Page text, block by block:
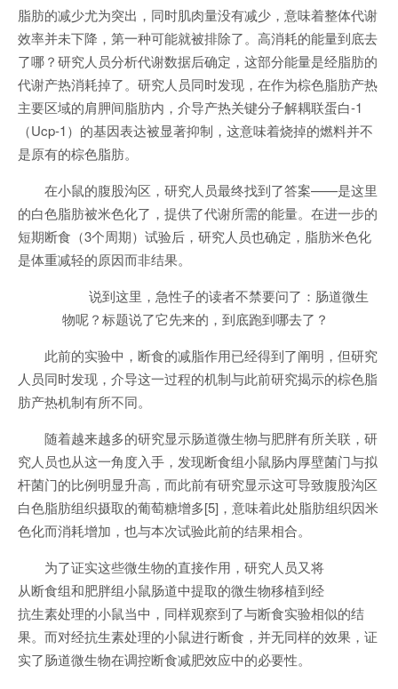
脂肪的减少尤为突出，同时肌肉量没有减少，意味着整体代谢
效率并未下降，第一种可能就被排除了。高消耗的能量到底去
了哪？研究人员分析代谢数据后确定，这部分能量是经脂肪的
代谢产热消耗掉了。研究人员同时发现，在作为棕色脂肪产热
主要区域的肩胛间脂肪内，介导产热关键分子解耦联蛋白-1
（Ucp-1）的基因表达被显著抑制，这意味着烧掉的燃料并不
是原有的棕色脂肪。
在小鼠的腹股沟区，研究人员最终找到了答案——是这里
的白色脂肪被米色化了，提供了代谢所需的能量。在进一步的
短期断食（3个周期）试验后，研究人员也确定，脂肪米色化
是体重减轻的原因而非结果。
说到这里，急性子的读者不禁要问了：肠道微生
物呢？标题说了它先来的，到底跑到哪去了？
此前的实验中，断食的减脂作用已经得到了阐明，但研究
人员同时发现，介导这一过程的机制与此前研究揭示的棕色脂
肪产热机制有所不同。
随着越来越多的研究显示肠道微生物与肥胖有所关联，研
究人员也从这一角度入手，发现断食组小鼠肠内厚壁菌门与拟
杆菌门的比例明显升高，而此前有研究显示这可导致腹股沟区
白色脂肪组织摄取的葡萄糖增多[5]，意味着此处脂肪组织因米
色化而消耗增加，也与本次试验此前的结果相合。
为了证实这些微生物的直接作用，研究人员又将
从断食组和肥胖组小鼠肠道中提取的微生物移植到经
抗生素处理的小鼠当中，同样观察到了与断食实验相似的结
果。而对经抗生素处理的小鼠进行断食，并无同样的效果，证
实了肠道微生物在调控断食减肥效应中的必要性。